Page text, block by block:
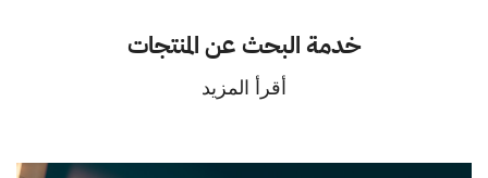
خدمة البحث عن المنتجات
أقرأ المزيد